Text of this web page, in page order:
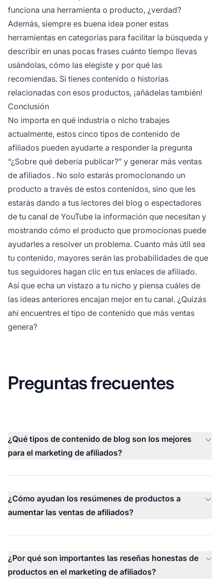
funciona una herramienta o producto, ¿verdad?
Además, siempre es buena idea poner estas
herramientas en categorías para facilitar la búsqueda y
describir en unas pocas frases cuánto tiempo llevas
usándolas, cómo las elegiste y por qué las
recomiendas. Si tienes contenido o historias
relacionadas con esos productos, ¡añádelas también!
Conclusión
No importa en qué industria o nicho trabajes
actualmente, estos cinco tipos de contenido de
afiliados pueden ayudarte a responder la pregunta
“¿Sobre qué debería publicar?” y generar más ventas
de afiliados . No solo estarás promocionando un
producto a través de estos contenidos, sino que les
estarás dando a tus lectores del blog o espectadores
de tu canal de YouTube la información que necesitan y
mostrando cómo el producto que promocionas puede
ayudarles a resolver un problema. Cuanto más útil sea
tu contenido, mayores serán las probabilidades de que
tus seguidores hagan clic en tus enlaces de afiliado.
Así que echa un vistazo a tu nicho y piensa cuáles de
las ideas anteriores encajan mejor en tu canal. ¿Quizás
ahí encuentres el tipo de contenido que más ventas
genera?
Preguntas frecuentes
¿Qué tipos de contenido de blog son los mejores
para el marketing de afiliados?
¿Cómo ayudan los resúmenes de productos a
aumentar las ventas de afiliados?
¿Por qué son importantes las reseñas honestas de
productos en el marketing de afiliados?